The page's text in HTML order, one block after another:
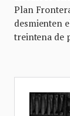
Plan
desmienten
treintena de